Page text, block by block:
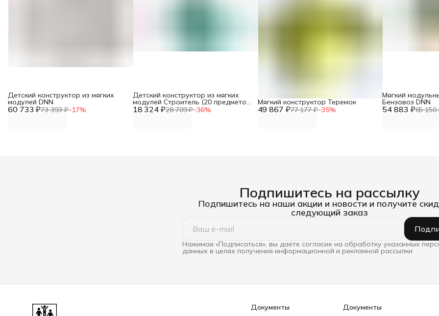
60 733 ₽73 393 ₽−17%
Детский конструктор из мягких
модулей DNN
18 324 ₽28 709 ₽−36%
Детский конструктор из мягких
модулей Строитель (20 предметов)
DNN 49 867 ₽77 177 ₽−35%
Мягкий конструктор Теремок
54 883 ₽65 150
Мягкий
Бензовоз DNN
Подпишитесь на рассылку
Подпишитесь на наши акции и новости и получите
следующий заказ
Нажимая «Подписаться», вы даете согласие на обработку указанных
данных в целях получения информационной и рекламной рассылки
Документы
Документы